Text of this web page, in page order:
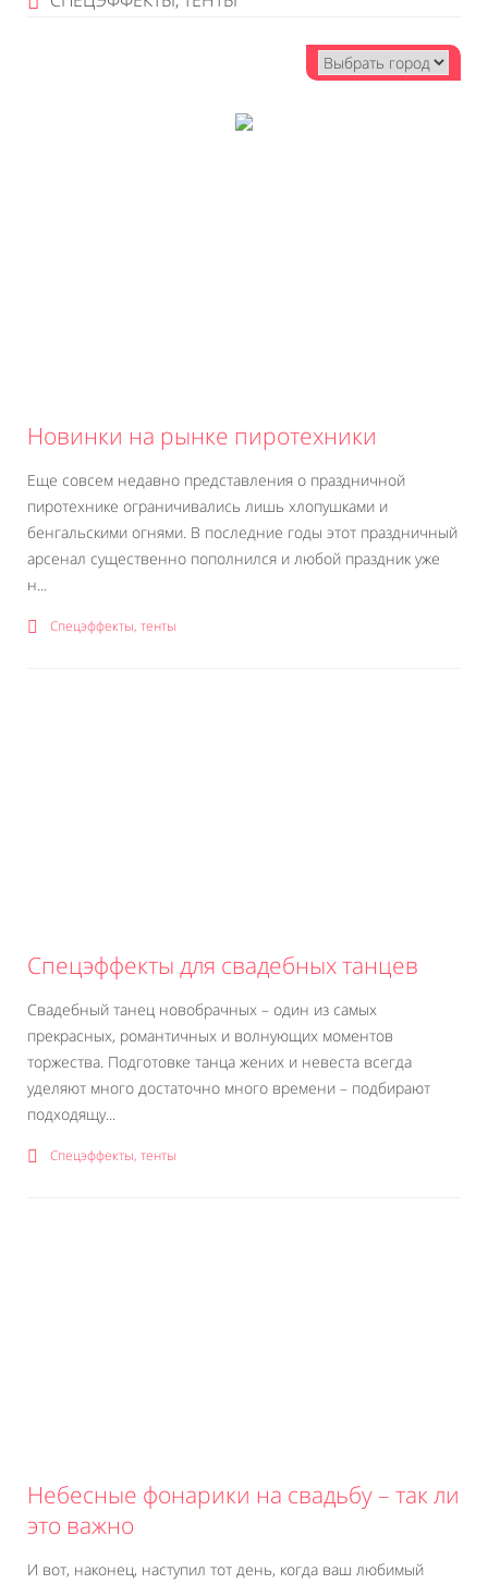
Новинки на рынке пиротехники
Еще совсем недавно представления о праздничной
пиротехнике ограничивались лишь хлопушками и
бенгальскими огнями. В последние годы этот праздничный
арсенал существенно пополнился и любой праздник уже
н...
Спецэффекты, тенты
Спецэффекты для свадебных танцев
Свадебный танец новобрачных – один из самых
прекрасных, романтичных и волнующих моментов
торжества. Подготовке танца жених и невеста всегда
уделяют много достаточно много времени – подбирают
подходящу...
Спецэффекты, тенты
Небесные фонарики на свадьбу – так ли
это важно
И вот, наконец, наступил тот день, когда ваш любимый